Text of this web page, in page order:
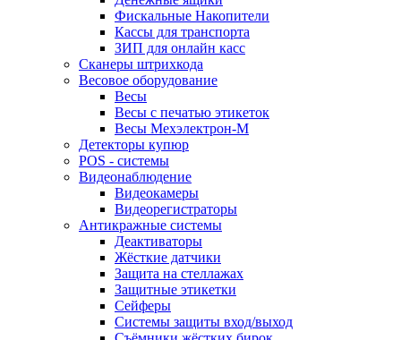
Фискальные Накопители
Кассы для транспорта
ЗИП для онлайн касс
Сканеры штрихкода
Весовое оборудование
Весы
Весы с печатью этикеток
Весы Мехэлектрон-М
Детекторы купюр
POS - системы
Видеонаблюдение
Видеокамеры
Видеорегистраторы
Антикражные системы
Деактиваторы
Жёсткие датчики
Защита на стеллажах
Защитные этикетки
Сейферы
Системы защиты вход/выход